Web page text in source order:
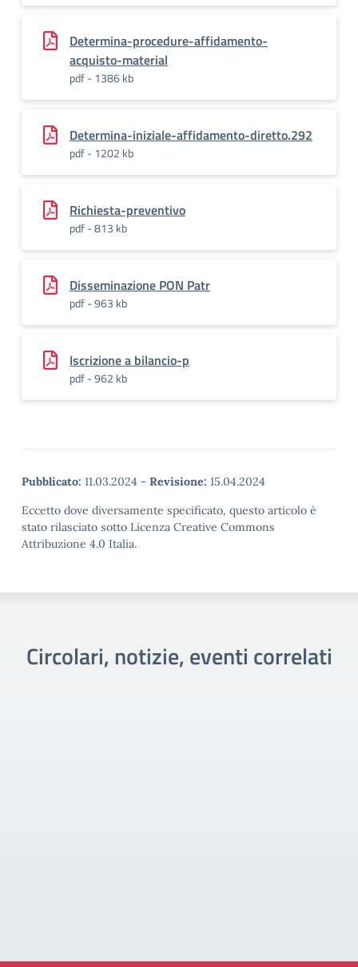
Determina-procedure-affidamento-
acquisto-material
pdf - 1386 kb
Determina-iniziale-affidamento-diretto.292
pdf - 1202 kb
Richiesta-preventivo
pdf - 813 kb
Disseminazione PON Patr
pdf - 963 kb
Iscrizione a bilancio-p
pdf - 962 kb
Pubblicato: 11.03.2024 - Revisione: 15.04.2024
Eccetto dove diversamente specificato, questo articolo è
stato rilasciato sotto Licenza Creative Commons
Attribuzione 4.0 Italia.
Circolari, notizie, eventi correlati